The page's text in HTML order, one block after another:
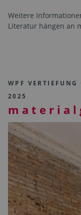
Weitere
Literatur hängen an
WPF
2025
m a t e r i a l